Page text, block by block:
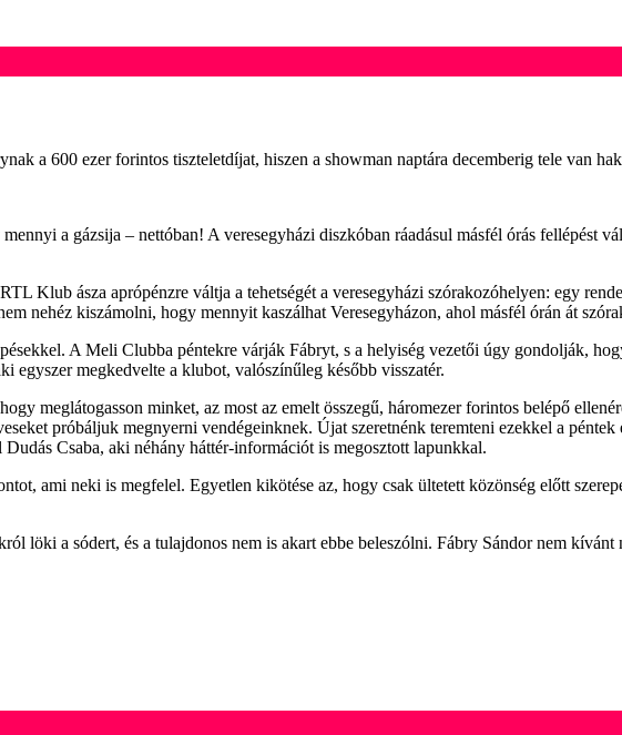
a 600 ezer forintos tiszteletdíjat, hiszen a showman naptára decemberig tele van
a gázsija – nettóban! A veresegyházi diszkóban ráadásul másfél órás fellépést
Klub ásza aprópénzre váltja a tehetségét a veresegyházi szórakozóhelyen: egy
nehéz kiszámolni, hogy mennyit kaszálhat Veresegyházon, ahol másfél órán át
A Meli Clubba péntekre várják Fábryt, s a helyiség vezetői úgy gondolják,
egyszer megkedvelte a klubot, valószínűleg később visszatér.
meglátogasson minket, az most az emelt összegű, háromezer forintos belépő
próbáljuk megnyerni vendégeinknek. Újat szeretnénk teremteni ezekkel a
Csaba, aki néhány háttér-információt is megosztott lapunkkal.
ami neki is megfelel. Egyetlen kikötése az, hogy csak ültetett közönség előtt
löki a sódert, és a tulajdonos nem is akart ebbe beleszólni. Fábry Sándor nem